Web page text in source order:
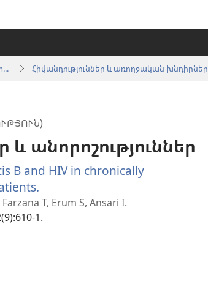
Տեղեկատվություն առողջապահության ոլորտի մասնագետների համար Հիվանդություններ և առողջական խնդիրներ
անորոշություններ
B and HIV in chronically
է
նոր
T, Erum S, Ansari I.
1.